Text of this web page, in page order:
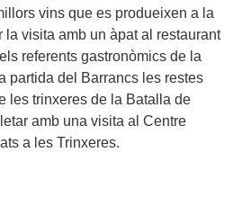
vins que es produeixen a la
la visita amb un àpat al restaurant
referents gastronòmics de la
partida del Barrancs les restes
les trinxeres de la Batalla de
amb una visita al Centre
a les Trinxeres.